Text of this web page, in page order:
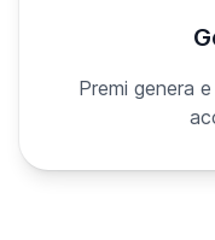
Premi genera